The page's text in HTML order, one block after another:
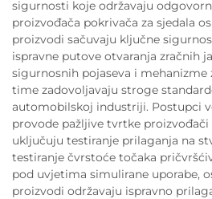
sigurnosti koje održavaju
proizvođača pokrivača za sjedala
proizvodi sačuvaju ključne
ispravne putove otvaranja zračnih
sigurnosnih pojaseva i
time zadovoljavaju stroge
automobilskoj industriji. Postupci
provode pažljive tvrtke proizvođači
uključuju testiranje prilaganja na
testiranje čvrstoće točaka
pod uvjetima simulirane uporabe,
proizvodi održavaju ispravno